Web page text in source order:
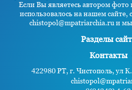
Если Вы являетесь автором фото
использовалось на нашем
chistopol@mpatriarchia.ru и мы
Разделы
Контакты
422980 РТ, г. Чистополь, ул